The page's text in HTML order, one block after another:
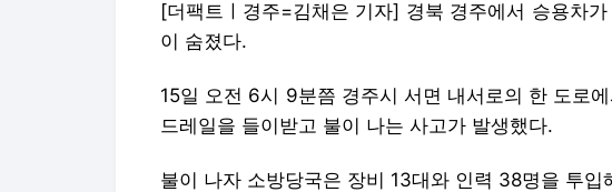
[더팩트ㅣ경주=김채은 기자] 경북 경주에서 승용차
이 숨졌다.
15일 오전 6시 9분쯤 경주시 서면 내서로의 한 도로
드레일을 들이받고 불이 나는 사고가 발생했다.
불이 나자 소방당국은 장비 13대와 인력 38명을 투